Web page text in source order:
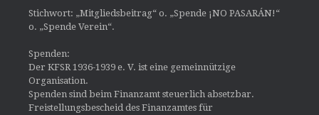
Stichwort: „Mitgliedsbeitrag“ o. „Spende ¡NO PASARÁN!“
o. „Spende Verein“.
Spenden:
Der KFSR 1936-1939 e. V. ist eine gemeinnützige
Organisation.
Spenden sind beim Finanzamt steuerlich absetzbar.
Freistellungsbescheid des Finanzamtes für